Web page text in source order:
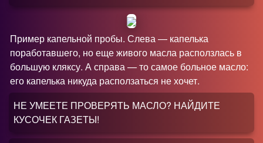
Пример капельной пробы. Слева — капелька
поработавшего, но еще живого масла расползлась в
большую кляксу. А справа — то самое больное масло:
его капелька никуда расползаться не хочет.
НЕ УМЕЕТЕ ПРОВЕРЯТЬ МАСЛО? НАЙДИТЕ
КУСОЧЕК ГАЗЕТЫ!